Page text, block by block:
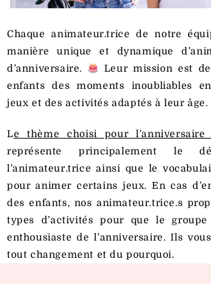
Chaque animateur.trice de notre
manière unique et dynamique
d’anniversaire.
Leur mission est
enfants des moments inoubliables
jeux et des activités adaptés à leur âge.
Le thème choisi pour
représente principalement le
l’animateur.trice ainsi que le
pour animer certains jeux. En cas
des enfants, nos animateur.trice.s
types d’activités pour que le
enthousiaste de l’anniversaire. Ils
tout changement et du pourquoi.